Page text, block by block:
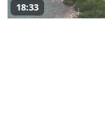
18:33